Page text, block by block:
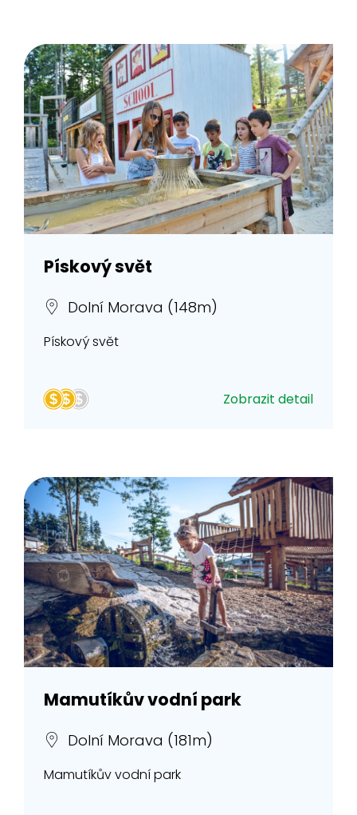
Pískový svět
Dolní Morava (148m)
Pískový svět
Zobrazit detail
Mamutíkův vodní park
Dolní Morava (181m)
Mamutíkův vodní park